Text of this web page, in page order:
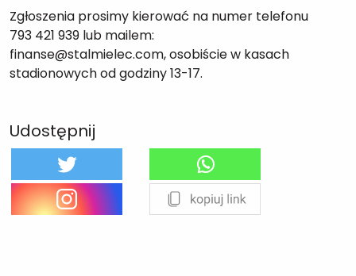
Zgłoszenia prosimy kierować na numer telefonu
793 421 939 lub mailem:
finanse@stalmielec.com, osobiście w kasach
stadionowych od godziny 13-17.
Udostępnij